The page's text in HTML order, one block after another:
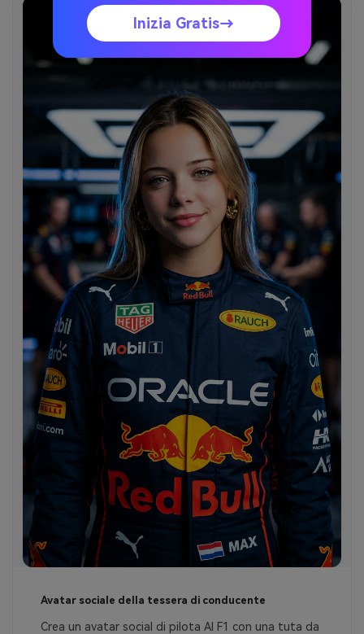
Avatar sociale della tessera di conducente
Crea un avatar social di pilota AI F1 con una tuta da
Inizia Gratis→